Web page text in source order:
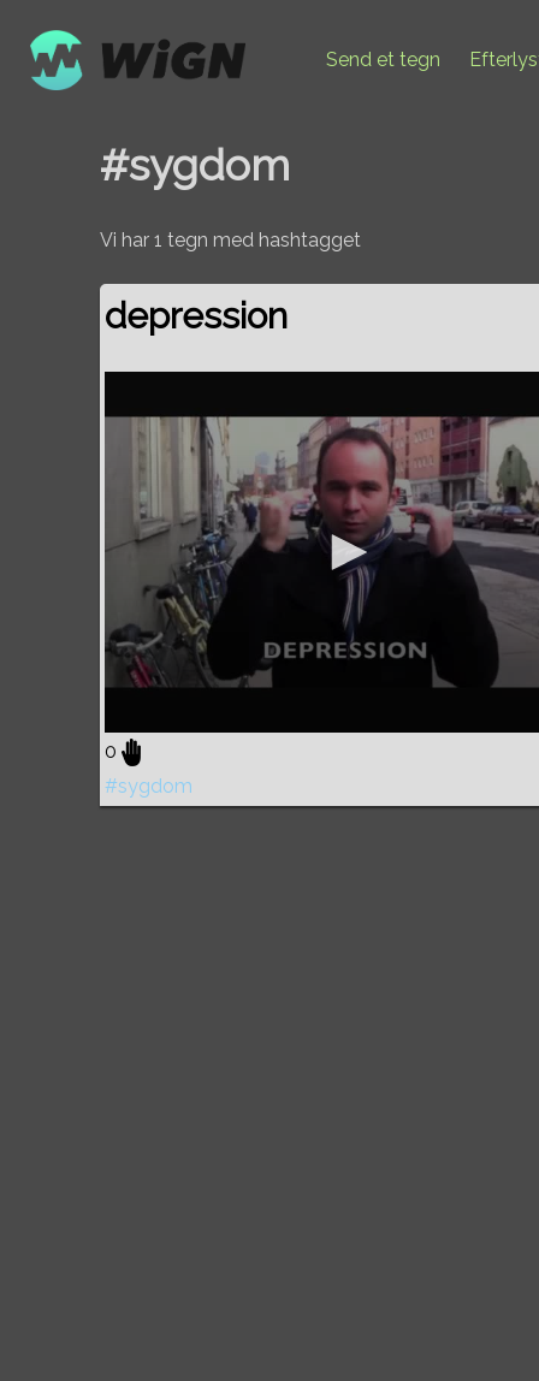
Send et tegn
#sygdom
Vi har 1 tegn med hashtagget
depression
0
#sygdom